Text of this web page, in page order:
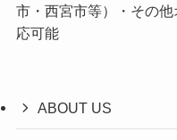
市・西宮市等）・その
応可能
ABOUT US